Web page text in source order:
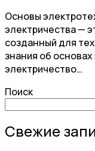
Основы
электричества —
созданный для
знания об основах
электричество…
Поиск
Свежие